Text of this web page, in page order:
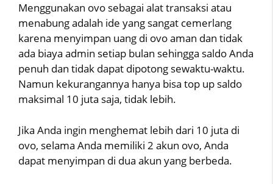
Menggunakan ovo sebagai alat transaksi atau
menabung adalah ide yang sangat cemerlang
karena menyimpan uang di ovo aman dan tidak
ada biaya admin setiap bulan sehingga saldo Anda
penuh dan tidak dapat dipotong sewaktu-waktu.
Namun kekurangannya hanya bisa top up saldo
maksimal 10 juta saja, tidak lebih.
Jika Anda ingin menghemat lebih dari 10 juta di
ovo, selama Anda memiliki 2 akun ovo, Anda
dapat menyimpan di dua akun yang berbeda.